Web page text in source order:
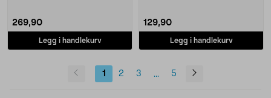
269,90
Legg i handlekurv
129,90
Legg i handlekurv
1 2 3 ... 5